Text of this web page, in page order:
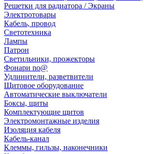
Решетки для радиатора / Экраны
Электротовары
Кабель, провод
Светотехника
Лампы
Патрон
Светильники, прожекторы
Фонари no@
Удлинители, разветвители
Щитовое оборудование
Автоматические выключатели
Боксы, щиты
Комплектующие щитов
Электромонтажные изделия
Изоляция кабеля
Кабель-канал
Клеммы, гильзы, наконечники